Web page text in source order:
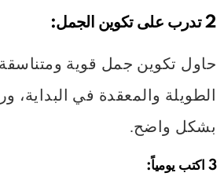
2 تدرب على تكوين الجمل:
حاول تكوين جمل قوية
الطويلة والمعقدة في البداية،
بشكل واضح.
3 اكتب يومياً: